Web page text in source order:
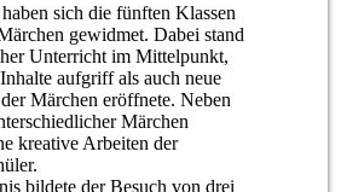
sich die fünften Klassen
gewidmet. Dabei stand
Unterricht im Mittelpunkt,
aufgriff als auch neue
Märchen eröffnete. Neben
Märchen
kreative Arbeiten der
bildete der Besuch von drei